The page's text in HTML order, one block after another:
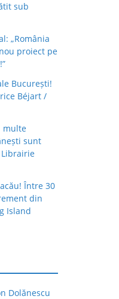
sub
„România
proiect pe
București!
Béjart /
multe
sunt
Între 30
din
Island
Dolănescu